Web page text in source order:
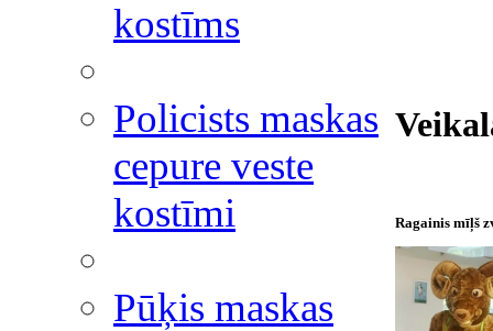
kostīms
Policists maskas
cepure veste
kostīmi
Pūķis maskas
Ragainis mīļš